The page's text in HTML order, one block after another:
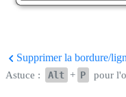
Supprimer la bordure/
Astuce : Alt + P pour